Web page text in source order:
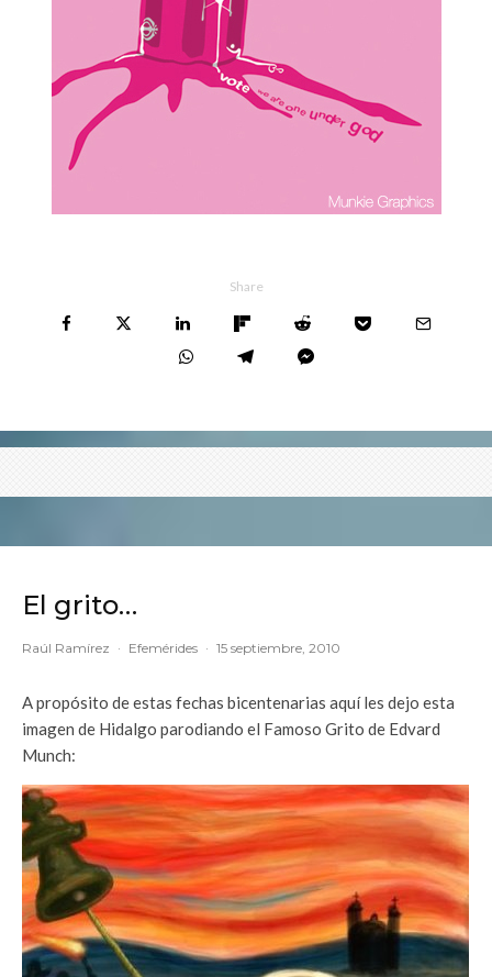
Share
El grito…
Raúl Ramírez · Efemérides · 15 septiembre, 2010
A propósito de estas fechas bicentenarias aquí les dejo esta
imagen de Hidalgo parodiando el Famoso Grito de Edvard
Munch: